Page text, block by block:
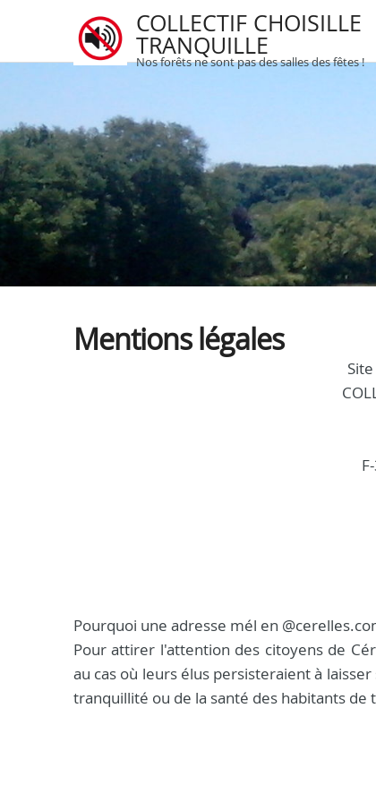
COLLECTIF CHOISILLE
TRANQUILLE
Nos forêts ne sont pas des salles des fêtes !
Mentions légales
Pourquoi une adresse mél en
Pour attirer l'attention des citoyens de
au cas où leurs élus persisteraient à
tranquillité ou de la santé des habitants de